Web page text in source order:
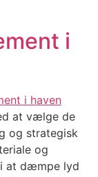
i
at vælge de
og strategisk
og
at dæmpe lyd